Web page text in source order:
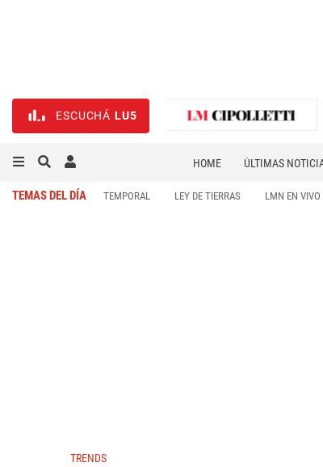
ESCUCHÁ LU5
HOME ÚLTIMAS
TEMAS DEL DÍA TEMPORAL LEY DE TIERRAS LMN EN VIVO
TRENDS